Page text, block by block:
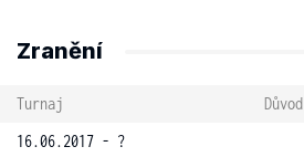
Zranění
Turnaj
Důvod
16.06.2017 - ?